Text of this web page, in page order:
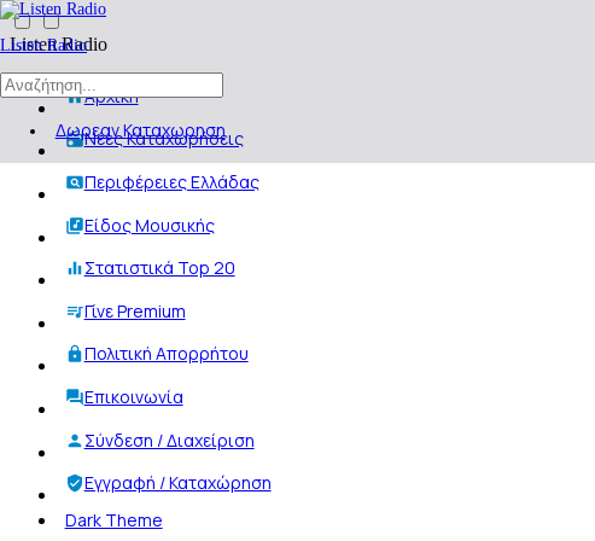
Listen Radio
Δωρεαν Καταχωρηση
Listen Radio
Αρχική
Νέες Καταχωρήσεις
Περιφέρειες Ελλάδας
Είδος Μουσικής
Στατιστικά Top 20
Γίνε Premium
Πολιτική Απορρήτου
Επικοινωνία
Σύνδεση / Διαχείριση
Εγγραφή / Καταχώρηση
Dark Theme